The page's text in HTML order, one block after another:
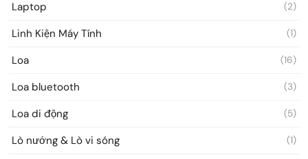
Laptop (2)
Linh Kiện Máy Tính (1)
Loa (16)
Loa bluetooth (3)
Loa di động (5)
Lò nướng & Lò vi sóng (1)